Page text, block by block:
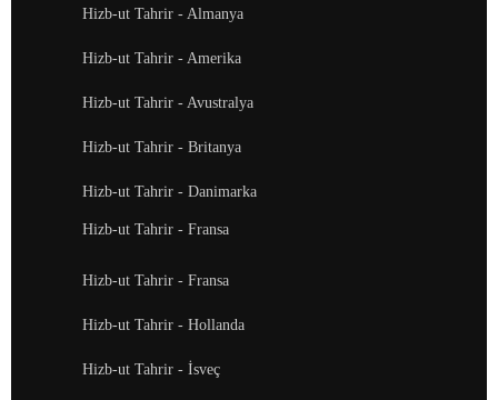
Hizb-ut Tahrir - Almanya
Hizb-ut Tahrir - Amerika
Hizb-ut Tahrir - Avustralya
Hizb-ut Tahrir - Britanya
Hizb-ut Tahrir - Danimarka
Hizb-ut Tahrir - Fransa
Hizb-ut Tahrir - Fransa
Hizb-ut Tahrir - Hollanda
Hizb-ut Tahrir - İsveç